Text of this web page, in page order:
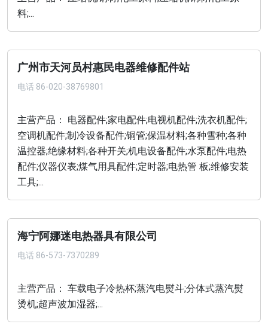
料;...
广州市天河员村惠民电器维修配件站
电话 86-020-38769801
主营产品： 电器配件;家电配件;电视机配件;洗衣机配件;
空调机配件;制冷设备配件;铜管;保温材料;各种雪种;各种
温控器;绝缘材料;各种开关;机电设备配件;水泵配件;电热
配件;仪器仪表;煤气用具配件;定时器;电热管 板;维修安装
工具;...
海宁阿娜迷电热器具有限公司
电话 86-573-7370289
主营产品： 车载电子冷热杯;蒸汽电熨斗;分体式蒸汽熨
烫机;超声波加湿器;...